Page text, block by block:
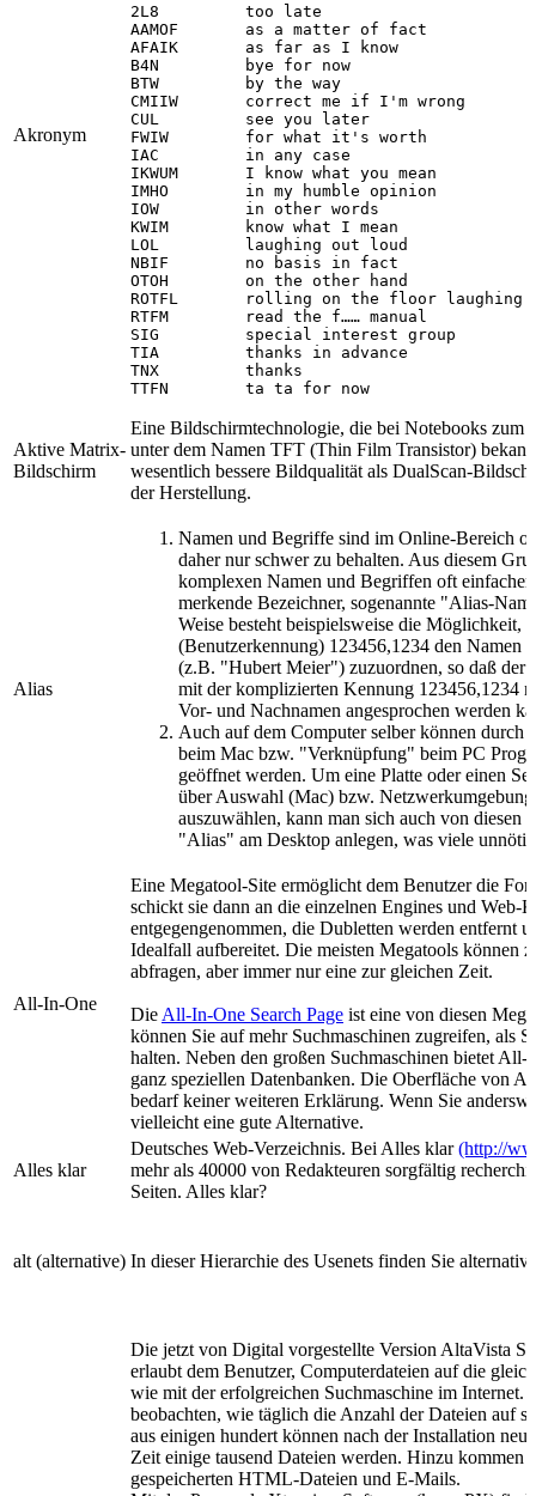
Akronym
2L8         too late
AAMOF       as a matter of fact
AFAIK       as far as I know
B4N         bye for now
BTW         by the way
CMIIW       correct me if I'm wrong
CUL         see you later
FWIW        for what it's worth
IAC         in any case
IKWUM       I know what you mean
IMHO        in my humble opinion
IOW         in other words
KWIM        know what I mean
LOL         laughing out loud
NBIF        no basis in fact
OTOH        on the other hand
ROTFL       rolling on the floor laughing
RTFM        read the f…… manual
SIG         special interest group
TIA         thanks in advance
TNX         thanks
Aktive Matrix-
Bildschirm
Eine Bildschirmtechnologie, die bei Notebooks zum
unter dem Namen TFT (Thin Film Transistor)
wesentlich bessere Bildqualität als DualScan-
der Herstellung.
Alias
Namen und Begriffe sind im Online-Bereich
daher nur schwer zu behalten. Aus diesem
komplexen Namen und Begriffen oft
merkende Bezeichner, sogenannte "Alias-
Weise besteht beispielsweise die Möglichkeit,
(Benutzerkennung) 123456,1234 den Namen
(z.B. "Hubert Meier") zuzuordnen, so daß der
mit der komplizierten Kennung 123456,1234
Vor- und Nachnamen angesprochen werden
Auch auf dem Computer selber können
beim Mac bzw. "Verknüpfung" beim PC
geöffnet werden. Um eine Platte oder einen
über Auswahl (Mac) bzw.
auszuwählen, kann man sich auch von diesen
"Alias" am Desktop anlegen, was viele
All-In-One
Eine Megatool-Site ermöglicht dem Benutzer die
schickt sie dann an die einzelnen Engines und Web-
entgegengenommen, die Dubletten werden entfernt
Idealfall aufbereitet. Die meisten Megatools können
abfragen, aber immer nur eine zur gleichen Zeit.
Die All-In-One Search Page ist eine von diesen
können Sie auf mehr Suchmaschinen zugreifen, als
halten. Neben den großen Suchmaschinen bietet
ganz speziellen Datenbanken. Die Oberfläche von
bedarf keiner weiteren Erklärung. Wenn Sie
vielleicht eine gute Alternative.
Alles klar
Deutsches Web-Verzeichnis. Bei Alles klar(http://
mehr als 40000 von Redakteuren sorgfältig
Seiten. Alles klar?
alt (alternative) In dieser Hierarchie des Usenets finden Sie
Die jetzt von Digital vorgestellte Version AltaVista
erlaubt dem Benutzer, Computerdateien auf die
wie mit der erfolgreichen Suchmaschine im Internet.
beobachten, wie täglich die Anzahl der Dateien auf
aus einigen hundert können nach der Installation
Zeit einige tausend Dateien werden. Hinzu kommen
gespeicherten HTML-Dateien und E-Mails.